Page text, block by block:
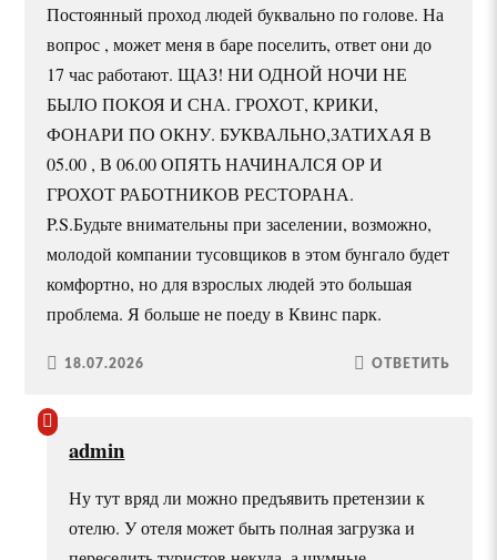
Постоянный проход людей буквально по голове. На
вопрос , может меня в баре поселить, ответ они до
17 час работают. ЩАЗ! НИ ОДНОЙ НОЧИ НЕ
БЫЛО ПОКОЯ И СНА. ГРОХОТ, КРИКИ,
ФОНАРИ ПО ОКНУ. БУКВАЛЬНО,ЗАТИХАЯ В
05.00 , В 06.00 ОПЯТЬ НАЧИНАЛСЯ ОР И
ГРОХОТ РАБОТНИКОВ РЕСТОРАНА.
P.S.Будьте внимательны при заселении, возможно,
молодой компании тусовщиков в этом бунгало будет
комфортно, но для взрослых людей это большая
проблема. Я больше не поеду в Квинс парк.
18.07.2026 ОТВЕТИТЬ
admin
Ну тут вряд ли можно предъявить претензии к
отелю. У отеля может быть полная загрузка и